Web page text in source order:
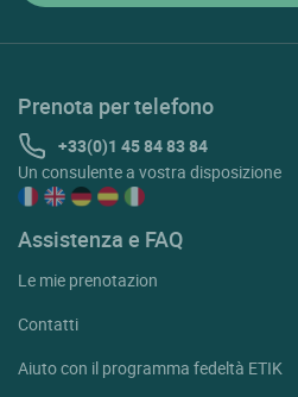
Prenota per telefono
+33(0)1 45 84 83 84
Un consulente a vostra disposizione
Assistenza e FAQ
Le mie prenotazion
Contatti
Aiuto con il programma fedeltà ETIK